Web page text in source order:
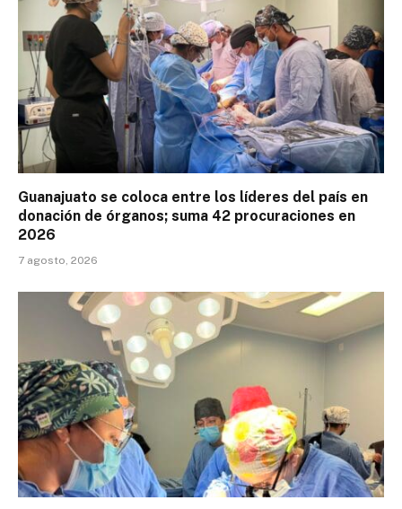
Guanajuato se coloca entre los líderes del país en
donación de órganos; suma 42 procuraciones en
2026
7 agosto, 2026